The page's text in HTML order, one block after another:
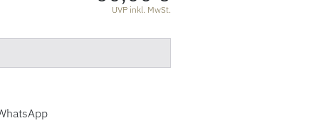
UVP inkl. MwSt.